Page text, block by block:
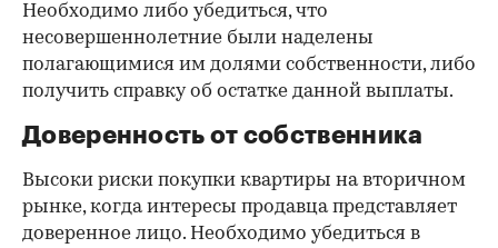
Необходимо либо убедиться, что
несовершеннолетние были наделены
полагающимися им долями собственности, либо
получить справку об остатке данной выплаты.
Доверенность от собственника
Высоки риски покупки квартиры на вторичном
рынке, когда интересы продавца представляет
доверенное лицо. Необходимо убедиться в